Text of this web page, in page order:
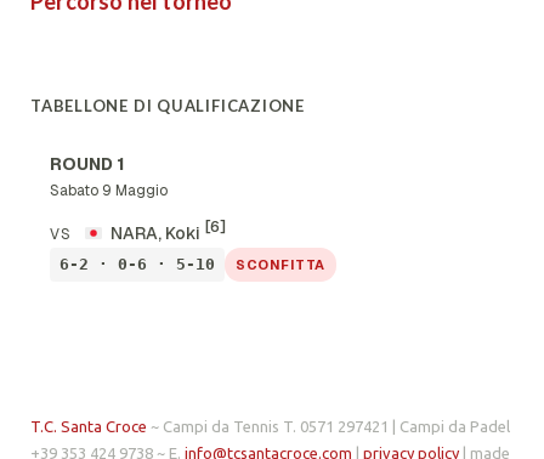
TABELLONE DI QUALIFICAZIONE
ROUND 1
Sabato 9 Maggio
VS NARA, Koki [6]
6-2 · 0-6 · 5-10 SCONFITTA
T.C. Santa Croce ~ Campi da Tennis T. 0571 297421 | Campi da Padel
+39 353 424 9738 ~ E. info@tcsantacroce.com | privacy policy | made